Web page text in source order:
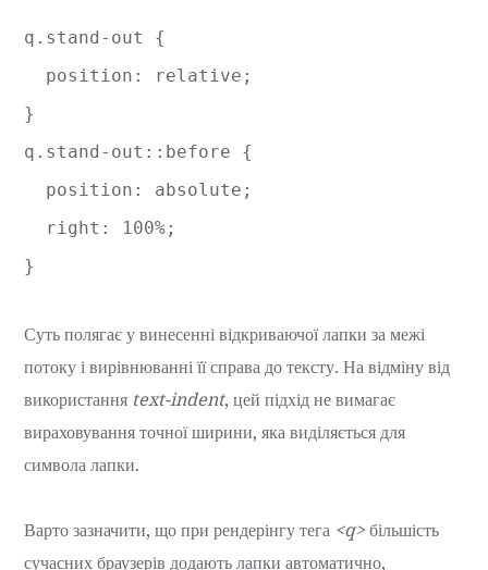
q.stand-out {
  position: relative;
}
q.stand-out::before {
  position: absolute;
  right: 100%;
}
Суть полягає у винесенні відкриваючої лапки за межі
потоку і вирівнюванні її справа до тексту. На відміну від
використання text-indent, цей підхід не вимагає
вираховування точної ширини, яка виділяється для
символа лапки.
Варто зазначити, що при рендерінгу тега <q>більшість
сучасних браузерівдодають лапки автоматично,